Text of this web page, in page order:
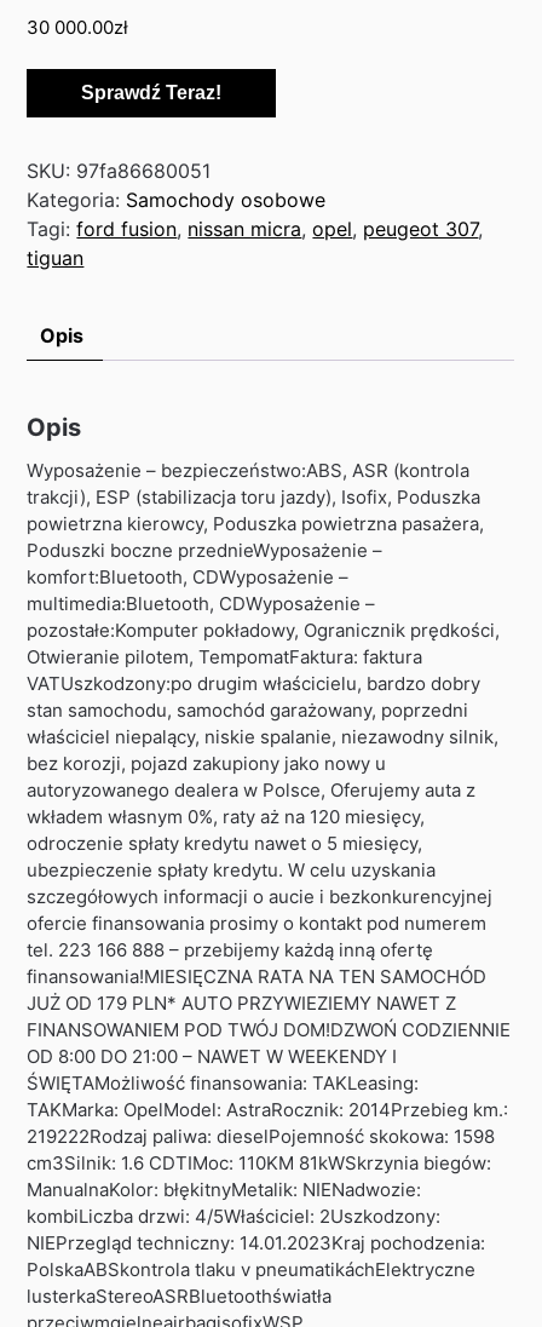
30 000.00zł
Sprawdź Teraz!
SKU: 97fa86680051
Kategoria: Samochody osobowe
Tagi:ford fusion, nissan micra,opel, peugeot 307,
tiguan
Opis
Opis
Wyposażenie – bezpieczeństwo:ABS, ASR (kontrola
trakcji), ESP (stabilizacja toru jazdy), Isofix, Poduszka
powietrzna kierowcy, Poduszka powietrzna pasażera,
Poduszki boczne przednieWyposażenie –
komfort:Bluetooth, CDWyposażenie –
multimedia:Bluetooth, CDWyposażenie –
pozostałe:Komputer pokładowy, Ogranicznik prędkości,
Otwieranie pilotem, TempomatFaktura: faktura
VATUszkodzony:po drugim właścicielu, bardzo dobry
stan samochodu, samochód garażowany, poprzedni
właściciel niepalący, niskie spalanie, niezawodny silnik,
bez korozji, pojazd zakupiony jako nowy u
autoryzowanego dealera w Polsce, Oferujemy auta z
wkładem własnym 0%, raty aż na 120 miesięcy,
odroczenie spłaty kredytu nawet o 5 miesięcy,
ubezpieczenie spłaty kredytu. W celu uzyskania
szczegółowych informacji o aucie i bezkonkurencyjnej
ofercie finansowania prosimy o kontakt pod numerem
tel. 223 166 888 – przebijemy każdą inną ofertę
finansowania!MIESIĘCZNA RATA NA TEN SAMOCHÓD
JUŻ OD 179 PLN* AUTO PRZYWIEZIEMY NAWET Z
FINANSOWANIEM POD TWÓJ DOM!DZWOŃ CODZIENNIE
OD 8:00 DO 21:00 – NAWET W WEEKENDY I
ŚWIĘTAMożliwość finansowania: TAKLeasing:
TAKMarka: OpelModel: AstraRocznik: 2014Przebieg km.:
219222Rodzaj paliwa: dieselPojemność skokowa: 1598
cm3Silnik: 1.6 CDTIMoc: 110KM 81kWSkrzynia biegów:
ManualnaKolor: błękitnyMetalik: NIENadwozie:
kombiLiczba drzwi: 4/5Właściciel: 2Uszkodzony:
NIEPrzegląd techniczny: 14.01.2023Kraj pochodzenia:
PolskaABSkontrola tlaku v pneumatikáchElektryczne
lusterkaStereoASRBluetoothświatła